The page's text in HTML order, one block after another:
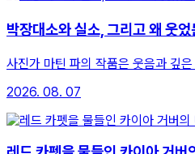
박장대소와 실소, 그리고 왜 웃
사진가 마틴 파의 작품은 웃음과 깊
2026. 08. 07